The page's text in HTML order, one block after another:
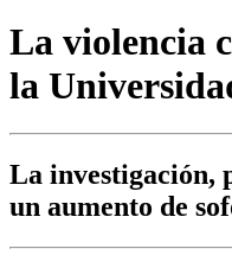
La violencia
la
La investigación,
un aumento de